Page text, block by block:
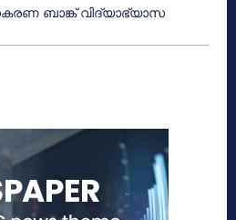
ബാങ്ക് വിദ്യാഭ്യാസ